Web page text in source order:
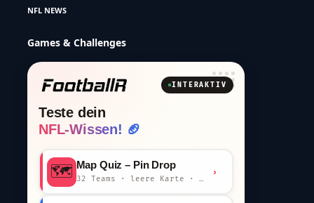
NFL NEWS
Games & Challenges
INTERAKTIV
Teste dein
NFL-Wissen! 🏈
🗺️ Map Quiz – Pin Drop
32 Teams · leere Karte · km-Wertung
›